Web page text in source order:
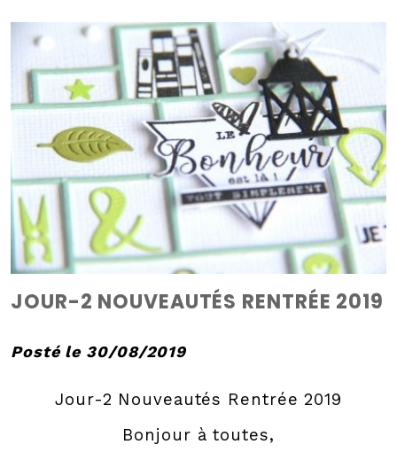
JOUR-2 NOUVEAUTÉS RENTRÉE 2019
Posté le 30/08/2019
Jour-2 Nouveautés Rentrée 2019
Bonjour à toutes,